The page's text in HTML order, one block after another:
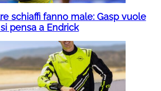
schiaffi fanno male: Gasp vuole
pensa a Endrick